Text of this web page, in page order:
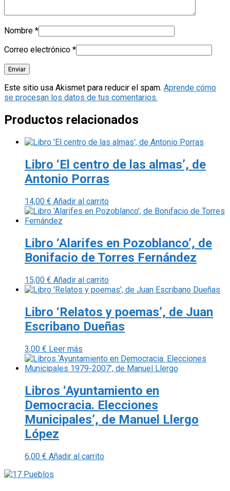
Nombre *
Correo electrónico *
Este sitio usa Akismet para reducir el spam. Aprende cómo
se procesan los datos de tus comentarios.
Productos relacionados
Libro ‘El centro de las almas’, de
Antonio Porras
14,00 € Añadir al carrito
Libro ‘Alarifes en Pozoblanco’, de
Bonifacio de Torres Fernández
15,00 € Añadir al carrito
Libro ‘Relatos y poemas’, de Juan
Escribano Dueñas
3,00 € Leer más
Libros ‘Ayuntamiento en
Democracia. Elecciones
Municipales’, de Manuel Llergo
López
6,00 € Añadir al carrito